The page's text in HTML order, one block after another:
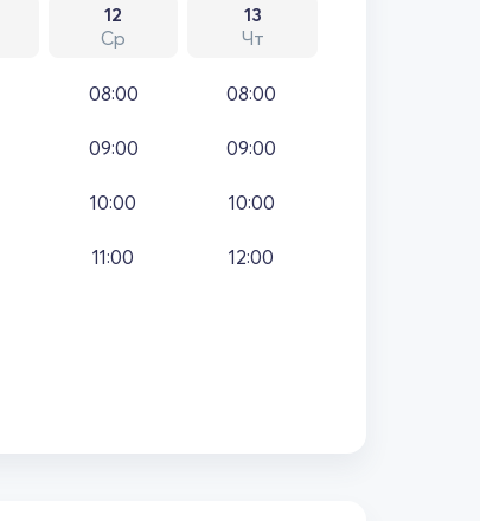
12
Ср
13
Чт
08:00
09:00
10:00
11:00
08:00
09:00
10:00
12:00